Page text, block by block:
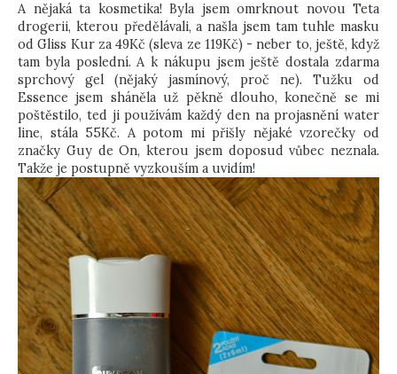
A nějaká ta kosmetika! Byla jsem omrknout novou Teta
drogerii, kterou předělávali, a našla jsem tam tuhle masku
od Gliss Kur za 49Kč (sleva ze 119Kč) - neber to, ještě, když
tam byla poslední. A k nákupu jsem ještě dostala zdarma
sprchový gel (nějaký jasmínový, proč ne). Tužku od
Essence jsem sháněla už pěkně dlouho, konečně se mi
poštěstilo, ted ji používám každý den na projasnění water
line, stála 55Kč. A potom mi přišly nějaké vzorečky od
značky Guy de On, kterou jsem doposud vůbec neznala.
Takže je postupně vyzkouším a uvidím!